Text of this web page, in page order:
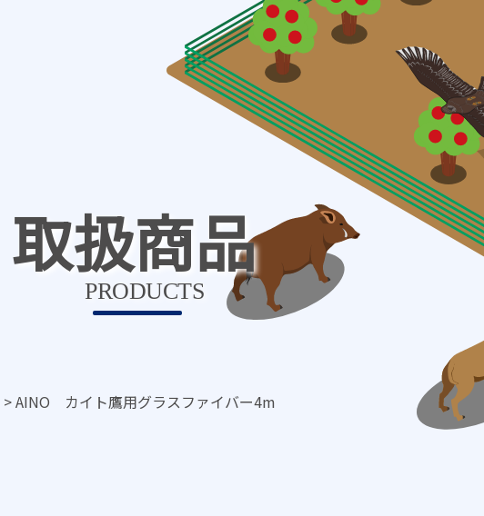
取扱商品
PRODUCTS
>AINO カイト鷹用グラスファイバー4m